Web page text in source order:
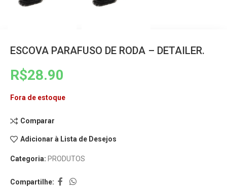
ESCOVA PARAFUSO DE RODA – DETAILER.
R$28.90
Fora de estoque
Comparar
Adicionar à Lista de Desejos
Categoria: PRODUTOS
Compartilhe: